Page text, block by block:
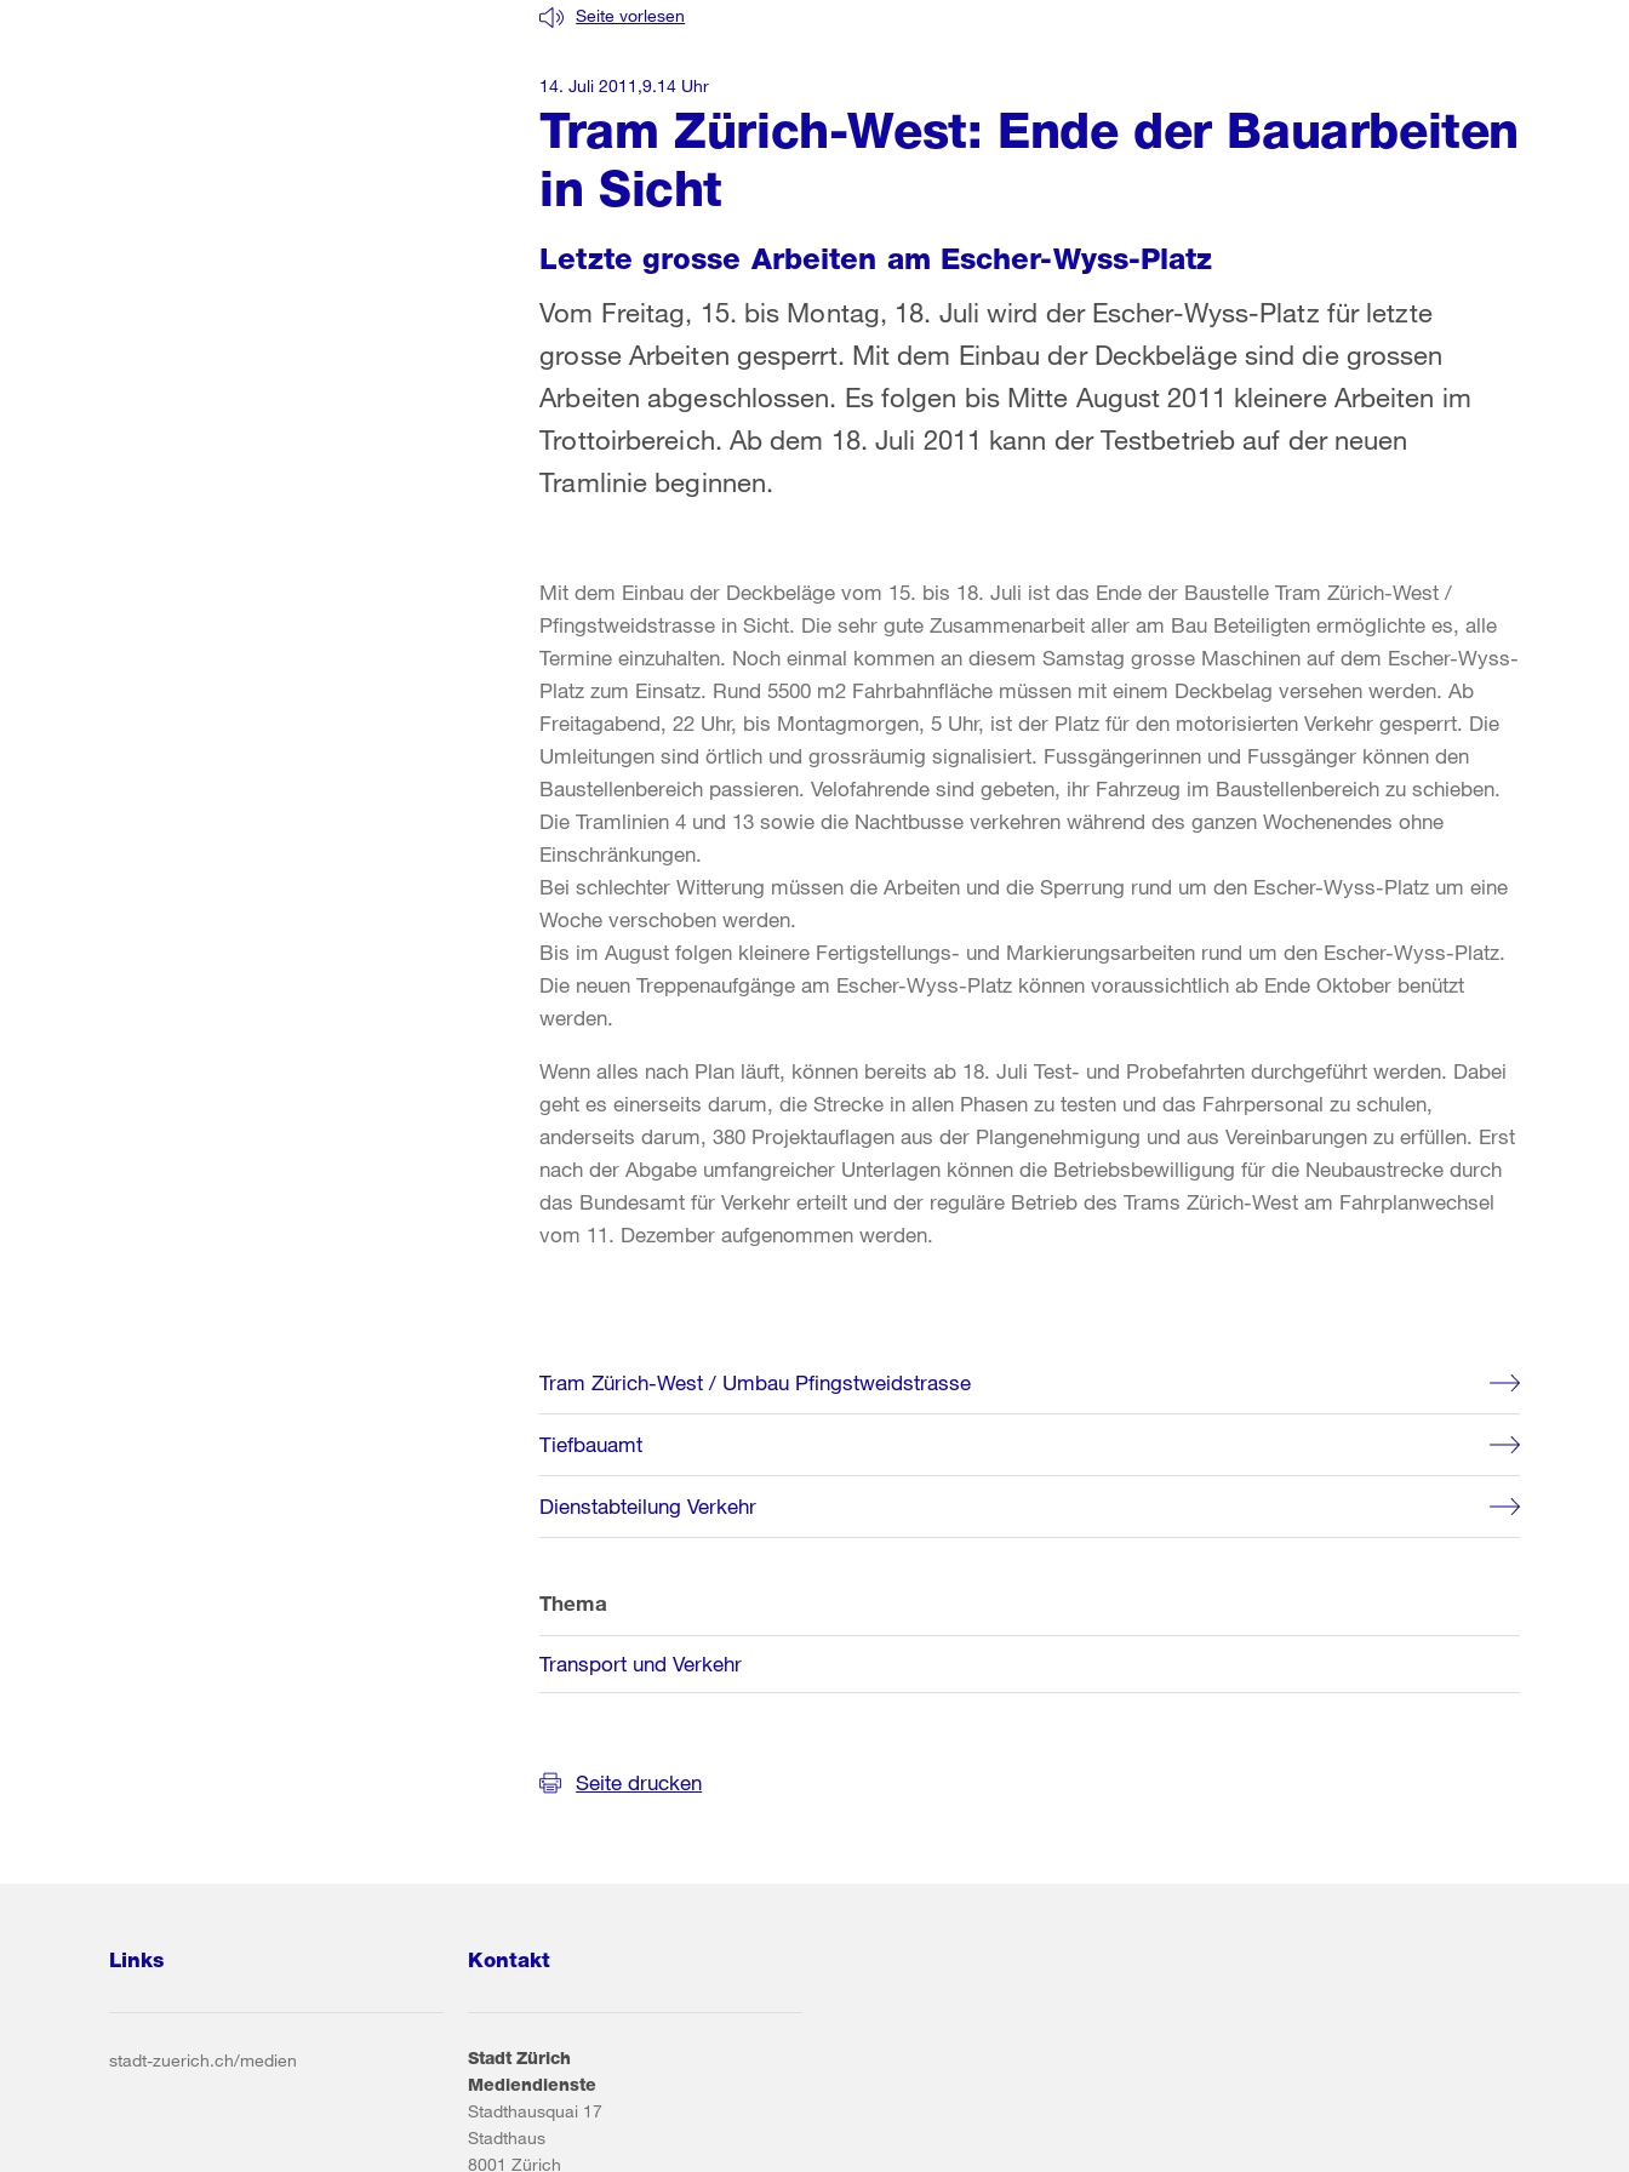
Tram Zürich-West: Ende der Bauarbeiten
in Sicht
Seite vorlesen
Letzte grosse Arbeiten am Escher-Wyss-Platz
Vom Freitag, 15. bis Montag, 18. Juli wird der Escher-Wyss-Platz für letzte
grosse Arbeiten gesperrt. Mit dem Einbau der Deckbeläge sind die grossen
Arbeiten abgeschlossen. Es folgen bis Mitte August 2011 kleinere Arbeiten im
Trottoirbereich. Ab dem 18. Juli 2011 kann der Testbetrieb auf der neuen
Tramlinie beginnen.
14. Juli 2011,9.14 Uhr
Mit dem Einbau der Deckbeläge vom 15. bis 18. Juli ist das Ende der Baustelle Tram Zürich-West /
Pfingstweidstrasse in Sicht. Die sehr gute Zusammenarbeit aller am Bau Beteiligten ermöglichte es, alle
Termine einzuhalten. Noch einmal kommen an diesem Samstag grosse Maschinen auf dem Escher-Wyss-
Platz zum Einsatz. Rund 5500 m2 Fahrbahnfläche müssen mit einem Deckbelag versehen werden. Ab
Freitagabend, 22 Uhr, bis Montagmorgen, 5 Uhr, ist der Platz für den motorisierten Verkehr gesperrt. Die
Umleitungen sind örtlich und grossräumig signalisiert. Fussgängerinnen und Fussgänger können den
Baustellenbereich passieren. Velofahrende sind gebeten, ihr Fahrzeug im Baustellenbereich zu schieben.
Die Tramlinien 4 und 13 sowie die Nachtbusse verkehren während des ganzen Wochenendes ohne
Einschränkungen.
Bei schlechter Witterung müssen die Arbeiten und die Sperrung rund um den Escher-Wyss-Platz um eine
Woche verschoben werden.
Bis im August folgen kleinere Fertigstellungs- und Markierungsarbeiten rund um den Escher-Wyss-Platz.
Die neuen Treppenaufgänge am Escher-Wyss-Platz können voraussichtlich ab Ende Oktober benützt
werden.
Wenn alles nach Plan läuft, können bereits ab 18. Juli Test- und Probefahrten durchgeführt werden. Dabei
geht es einerseits darum, die Strecke in allen Phasen zu testen und das Fahrpersonal zu schulen,
anderseits darum, 380 Projektauflagen aus der Plangenehmigung und aus Vereinbarungen zu erfüllen. Erst
nach der Abgabe umfangreicher Unterlagen können die Betriebsbewilligung für die Neubaustrecke durch
das Bundesamt für Verkehr erteilt und der reguläre Betrieb des Trams Zürich-West am Fahrplanwechsel
vom 11. Dezember aufgenommen werden.
Weitere
Informationen
Tram Zürich-West / Umbau Pfingstweidstrasse
Tiefbauamt
Dienstabteilung Verkehr
Thema
Transport und Verkehr
Seite drucken
Links
stadt-zuerich.ch/medien
Kontakt
Stadt Zürich
Mediendienste
Stadthausquai 17
Stadthaus
8001 Zürich